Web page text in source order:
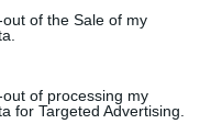
of the Sale of my
of processing my
for Targeted Advertising.